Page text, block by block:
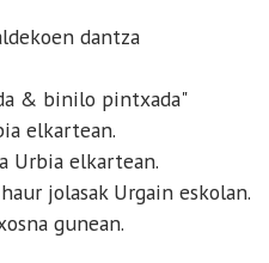
dantza
& binilo pintxada"
elkartean.
Urbia elkartean.
jolasak Urgain eskolan.
gunean.